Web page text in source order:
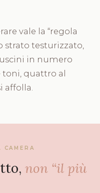
vale la “regola
strato testurizzato,
in numero
quattro al
affolla.
non “il più